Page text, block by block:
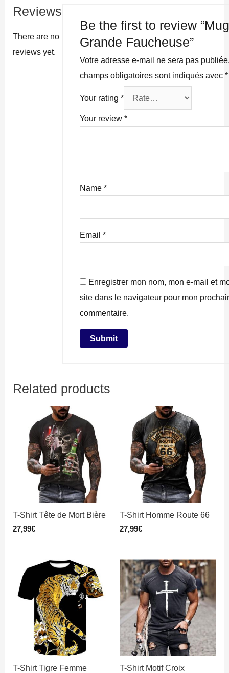
Reviews
There are no
reviews yet.
Be the first to review
Grande Faucheuse”
Votre adresse e-mail ne sera pas
champs obligatoires sont indiqués avec*
Your rating*
Your review*
Name*
Email*
Enregistrer mon nom, mon e-mail et
site dans le navigateur pour mon
commentaire.
Related products
T-Shirt Tête de Mort Bière
27,99€
T-Shirt Homme Route 66
27,99€
T-Shirt Tigre Femme T-Shirt Motif Croix